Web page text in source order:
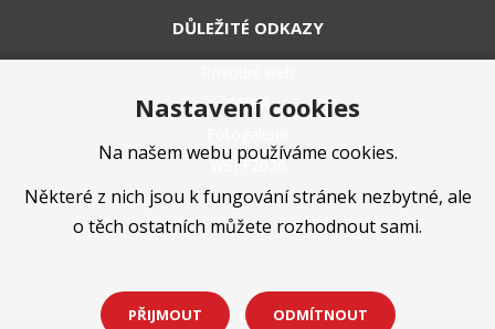
Nastavení cookies
Na našem webu používáme cookies.
Některé z nich jsou k fungování stránek nezbytné, ale
o těch ostatních můžete rozhodnout sami.
PŘIJMOUT ODMÍTNOUT
DŮLEŽITÉ ODKAZY
GDPR
WSFF2026
Cs